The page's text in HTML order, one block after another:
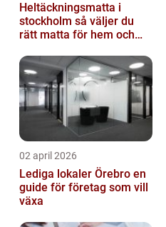
Heltäckningsmatta i
stockholm så väljer du
rätt matta för hem och
02 april 2026
Lediga lokaler Örebro en
guide för företag som vill
växa